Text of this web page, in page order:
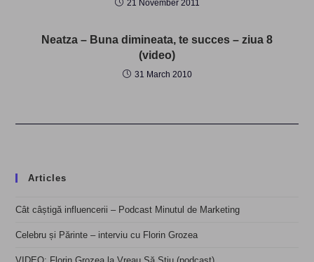
21 November 2011
Neatza – Buna dimineata, te succes – ziua 8
(video)
31 March 2010
Articles
Cât câștigă influencerii – Podcast Minutul de Marketing
Celebru și Părinte – interviu cu Florin Grozea